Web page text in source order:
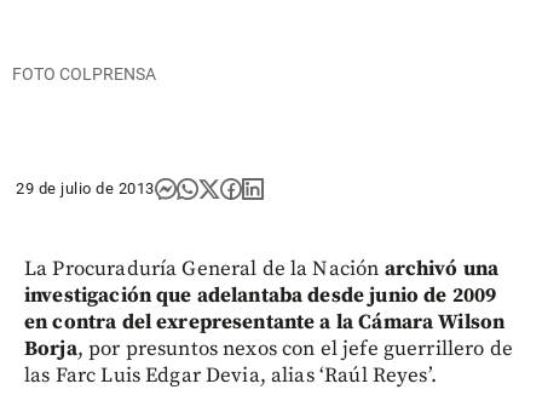
FOTO COLPRENSA
29 de julio de 2013
La Procuraduría General de la Nación archivó una
investigación que adelantaba desde junio de 2009
en contra del exrepresentante a la Cámara Wilson
Borja, por presuntos nexos con el jefe guerrillero de
las Farc Luis Edgar Devia, alias ‘Raúl Reyes’.